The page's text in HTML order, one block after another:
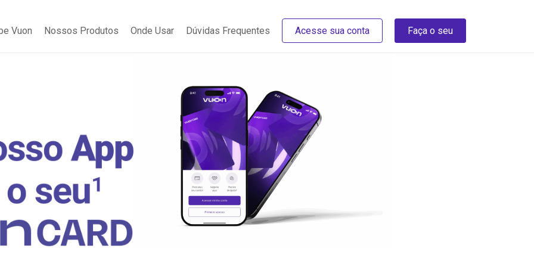
Vuon Nossos Produtos Onde Usar Dúvidas Frequentes Acesse sua conta Faça o seu